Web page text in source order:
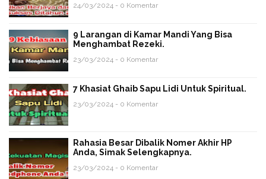
24/03/2024 - 0 Komentar
9 Larangan di Kamar Mandi Yang Bisa
Menghambat Rezeki.
23/03/2024 - 0 Komentar
7 Khasiat Ghaib Sapu Lidi Untuk Spiritual.
23/03/2024 - 0 Komentar
Rahasia Besar Dibalik Nomer Akhir HP
Anda, Simak Selengkapnya.
23/03/2024 - 0 Komentar